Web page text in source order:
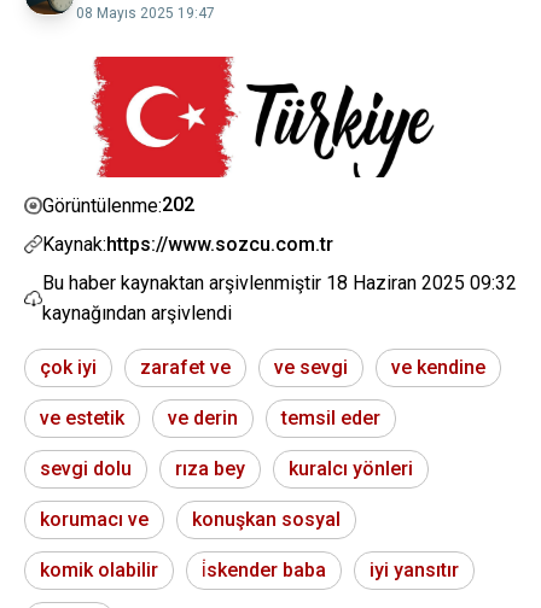
08 Mayıs 2025 19:47
Görüntülenme:202
Kaynak:https://www.sozcu.com.tr
Bu haber kaynaktan arşivlenmiştir 18 Haziran 2025 09:32
kaynağından arşivlendi
çok iyi zarafet ve ve sevgi ve kendine
ve estetik ve derin temsil eder
sevgi dolu rıza bey kuralcı yönleri
korumacı ve konuşkan sosyal
komik olabilir i̇skender baba iyi yansıtır